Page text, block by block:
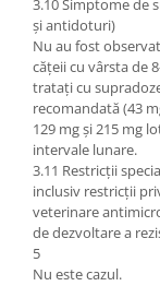
3.10 Simptome de
și antidoturi)
Nu au fost
cățeii cu vârsta de
tratați cu
recomandată (43
129 mg și 215 mg
intervale lunare.
3.11 Restricții
inclusiv restricții
veterinare
de dezvoltare a
5
Nu este cazul.